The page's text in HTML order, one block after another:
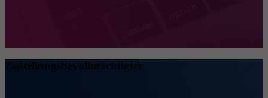
Zustellungsbevollmächtigter